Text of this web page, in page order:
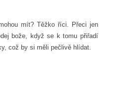
mít? Těžko říci. Přeci jen
bože, když se k tomu přiřadí
, což by si měli pečlivě hlídat.